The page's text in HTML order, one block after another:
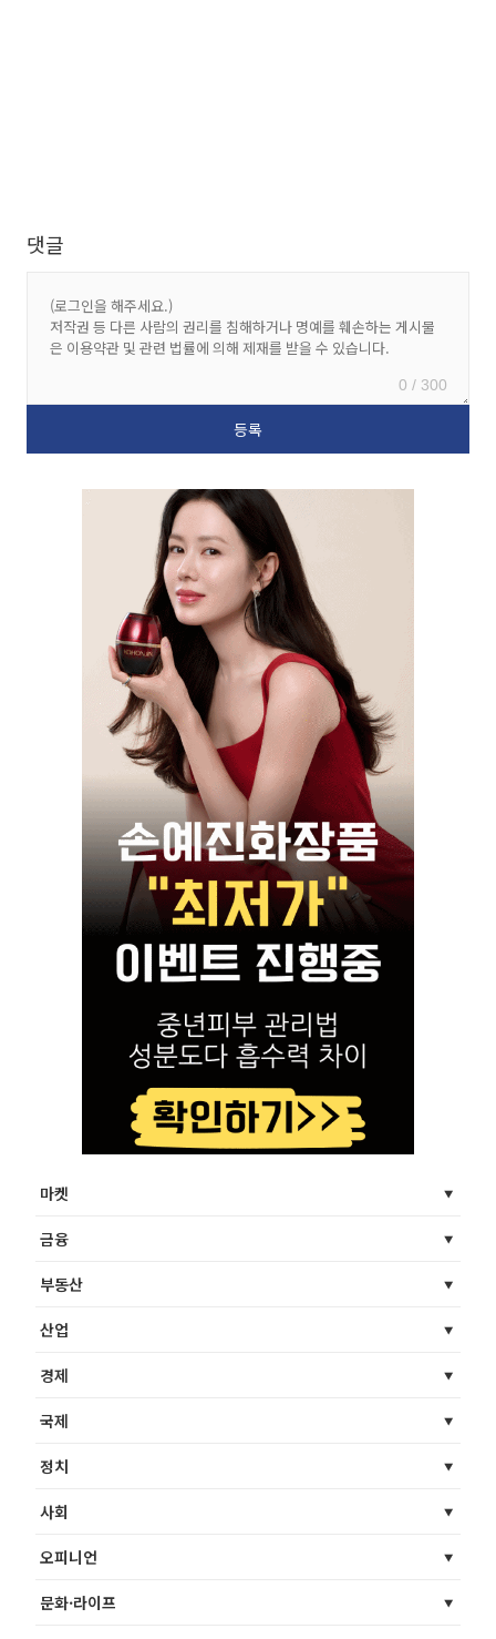
댓글
0 / 300
마켓
금융
부동산
산업
경제
국제
정치
사회
오피니언
문화·라이프